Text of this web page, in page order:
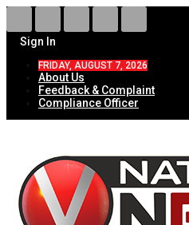
Sign In
FRIDAY, AUGUST 7, 2026
About Us
Feedback & Complaint
Compliance Officer